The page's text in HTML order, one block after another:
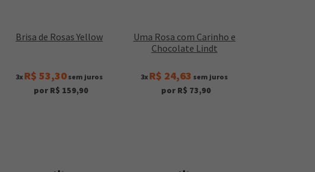
Brisa de Rosas Yellow
3x R$ 53,30 sem juros
por R$ 159,90
Uma Rosa com Carinho e
Chocolate Lindt
3x R$ 24,63 sem juros
por R$ 73,90